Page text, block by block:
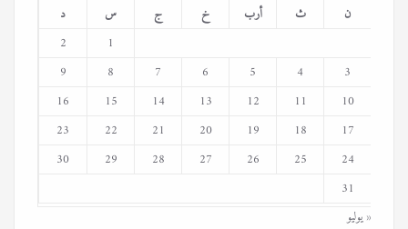
ن ث أرب خ ج س
د
1
2
3
4
5
6
7
8
9
10
11
12
13
14
15
16
17
18
19
20
21
22
23
24
25
26
27
28
29
30
31
« يوليو